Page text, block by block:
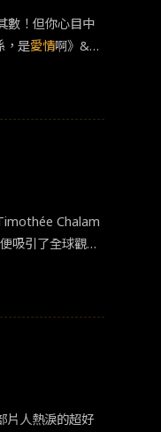
新的搞笑動作冒
有限，而且完全
們的產地》：被
就是男主角擁
數！但你心目中
，是愛情啊》&n
些人受到家
釋出多一點的
那監獄高牆後的
刑人省思和加油
人生嘛！就是這
到純樸小鎮經營
Chalam
吸引了全球觀眾
讓我們來看看
片人熱淚的超好